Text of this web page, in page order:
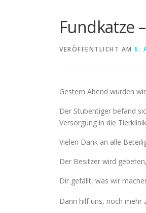
Fundkatze
VERÖFFENTLICHT AM 6.
Gestern Abend wurden
Der Stubentiger befand
Versorgung in die
Vielen Dank an alle
Der Besitzer wird
Dir gefällt, was wir
Dann hilf uns, noch mehr